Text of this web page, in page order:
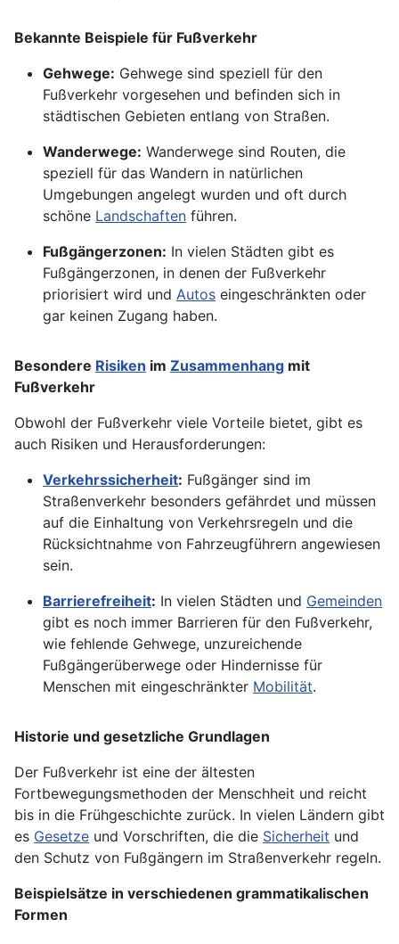
Bekannte Beispiele für Fußverkehr
Gehwege: Gehwege sind speziell für den
Fußverkehr vorgesehen und befinden sich in
städtischen Gebieten entlang von Straßen.
Wanderwege: Wanderwege sind Routen, die
speziell für das Wandern in natürlichen
Umgebungen angelegt wurden und oft durch
schöne Landschaften führen.
Fußgängerzonen: In vielen Städten gibt es
Fußgängerzonen, in denen der Fußverkehr
priorisiert wird und Autos eingeschränkten oder
gar keinen Zugang haben.
Besondere Risiken im Zusammenhang mit
Fußverkehr
Obwohl der Fußverkehr viele Vorteile bietet, gibt es
auch Risiken und Herausforderungen:
Verkehrssicherheit: Fußgänger sind im
Straßenverkehr besonders gefährdet und müssen
auf die Einhaltung von Verkehrsregeln und die
Rücksichtnahme von Fahrzeugführern angewiesen
sein.
Barrierefreiheit: In vielen Städten und Gemeinden
gibt es noch immer Barrieren für den Fußverkehr,
wie fehlende Gehwege, unzureichende
Fußgängerüberwege oder Hindernisse für
Menschen mit eingeschränkter Mobilität.
Historie und gesetzliche Grundlagen
Der Fußverkehr ist eine der ältesten
Fortbewegungsmethoden der Menschheit und reicht
bis in die Frühgeschichte zurück. In vielen Ländern gibt
es Gesetze und Vorschriften, die die Sicherheit und
den Schutz von Fußgängern im Straßenverkehr regeln.
Beispielsätze in verschiedenen grammatikalischen
Formen